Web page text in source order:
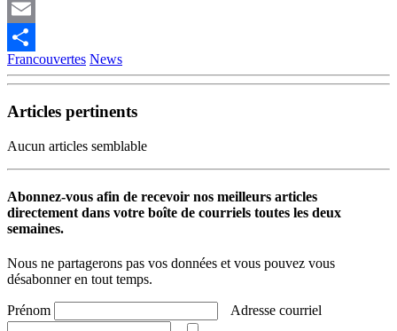
Pinterest
Email
Partager
Francouvertes News
Articles pertinents
Aucun articles semblable
Abonnez-vous afin de recevoir nos meilleurs articles
directement dans votre boîte de courriels toutes les deux
semaines.
Nous ne partagerons pas vos données et vous pouvez vous
désabonner en tout temps.
Prénom Adresse courriel